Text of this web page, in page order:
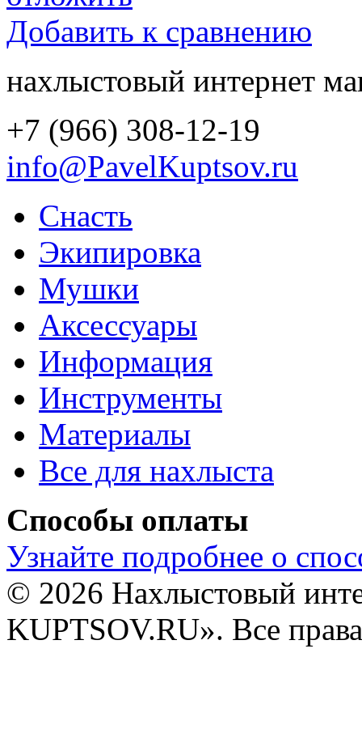
Добавить к сравнению
нахлыстовый интернет
+7 (966) 308-12-19
info@PavelKuptsov.ru
Снасть
Экипировка
Мушки
Аксессуары
Информация
Инструменты
Материалы
Все для нахлыста
Способы оплаты
Узнайте подробнее о
© 2026 Нахлыстовый
KUPTSOV.RU». Все